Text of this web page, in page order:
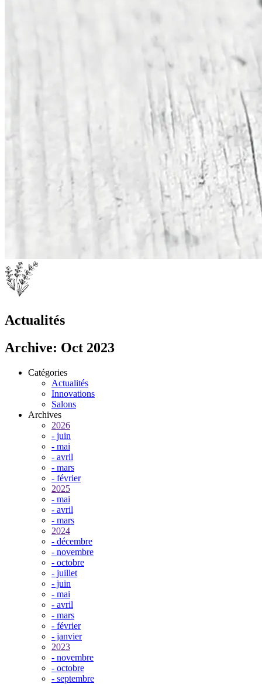
Actualités
Archive: Oct 2023
Catégories
Actualités
Innovations
Salons
Archives
2026
- juin
- mai
- avril
- mars
- février
2025
- mai
- avril
- mars
2024
- décembre
- novembre
- octobre
- juillet
- juin
- mai
- avril
- mars
- février
- janvier
2023
- novembre
- octobre
- septembre